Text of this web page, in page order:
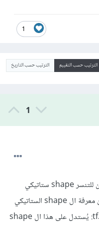
1
الترتيب حسب التقييم الترتيب حسب التاريخ
1
حسب التوثيق "في TensorFlow ، يكون للتنسر shape ستاتيكي
(مستدل) وشكل ديناميكي (حقيقي). يمكن معرفة ال shape الستاتيكي
باستخدام الدالة tf.Tensor.get_shape: يُستدل على هذا ال shape